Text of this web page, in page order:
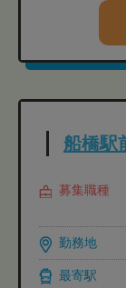
船橋駅
募集職種
勤務地
最寄駅